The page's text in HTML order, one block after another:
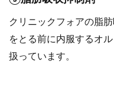
クリニックフォアの脂
をとる前に内服するオ
扱っています。